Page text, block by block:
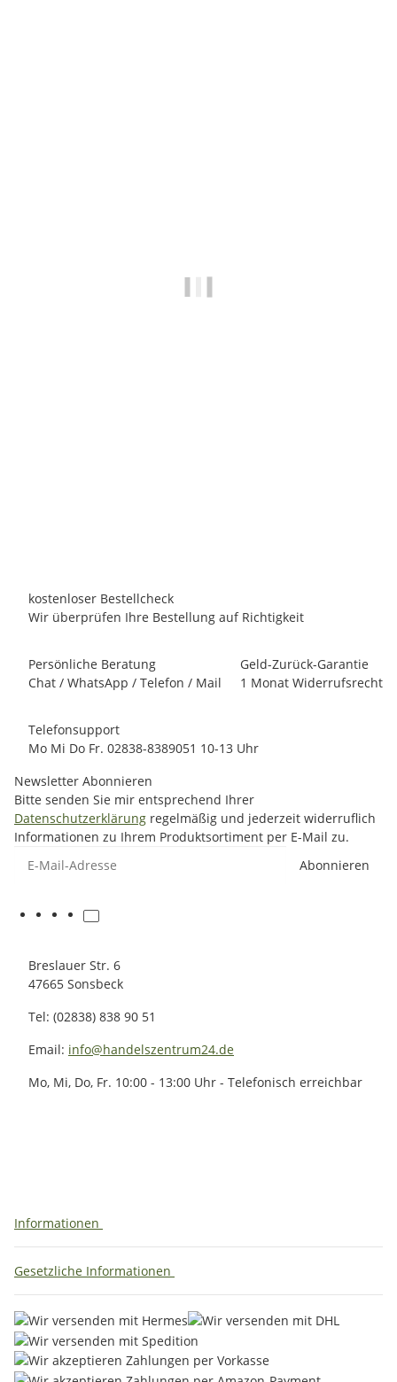
kostenloser Bestellcheck
Wir überprüfen Ihre Bestellung auf Richtigkeit
Persönliche Beratung
Chat / WhatsApp / Telefon / Mail
Geld-Zurück-Garantie
1 Monat Widerrufsrecht
Telefonsupport
Mo Mi Do Fr. 02838-8389051 10-13 Uhr
Newsletter Abonnieren
Bitte senden Sie mir entsprechend Ihrer
Datenschutzerklärung regelmäßig und jederzeit widerruflich
Informationen zu Ihrem Produktsortiment per E-Mail zu.
Abonnieren
Breslauer Str. 6
47665 Sonsbeck
Tel: (02838) 838 90 51
Email: info@handelszentrum24.de
Mo, Mi, Do, Fr. 10:00 - 13:00 Uhr - Telefonisch erreichbar
Informationen
Gesetzliche Informationen